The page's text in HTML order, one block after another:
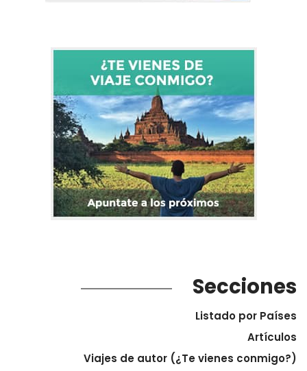
Secciones
Listado por Países
Artículos
Viajes de autor (¿Te vienes conmigo?)